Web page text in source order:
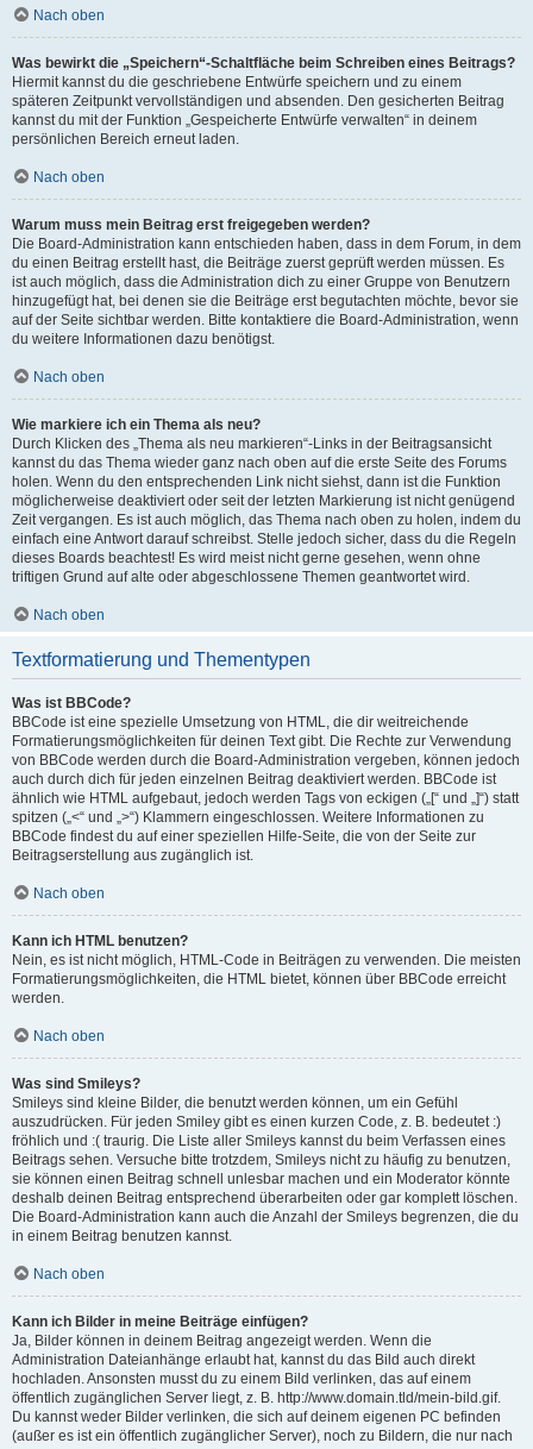
Nach oben
Was bewirkt die „Speichern“-Schaltfläche beim Schreiben eines Beitrags?
Hiermit kannst du die geschriebene Entwürfe speichern und zu einem
späteren Zeitpunkt vervollständigen und absenden. Den gesicherten Beitrag
kannst du mit der Funktion „Gespeicherte Entwürfe verwalten“ in deinem
persönlichen Bereich erneut laden.
Nach oben
Warum muss mein Beitrag erst freigegeben werden?
Die Board-Administration kann entschieden haben, dass in dem Forum, in dem
du einen Beitrag erstellt hast, die Beiträge zuerst geprüft werden müssen. Es
ist auch möglich, dass die Administration dich zu einer Gruppe von Benutzern
hinzugefügt hat, bei denen sie die Beiträge erst begutachten möchte, bevor sie
auf der Seite sichtbar werden. Bitte kontaktiere die Board-Administration, wenn
du weitere Informationen dazu benötigst.
Nach oben
Wie markiere ich ein Thema als neu?
Durch Klicken des „Thema als neu markieren“-Links in der Beitragsansicht
kannst du das Thema wieder ganz nach oben auf die erste Seite des Forums
holen. Wenn du den entsprechenden Link nicht siehst, dann ist die Funktion
möglicherweise deaktiviert oder seit der letzten Markierung ist nicht genügend
Zeit vergangen. Es ist auch möglich, das Thema nach oben zu holen, indem du
einfach eine Antwort darauf schreibst. Stelle jedoch sicher, dass du die Regeln
dieses Boards beachtest! Es wird meist nicht gerne gesehen, wenn ohne
triftigen Grund auf alte oder abgeschlossene Themen geantwortet wird.
Nach oben
Textformatierung und Thementypen
Was ist BBCode?
BBCode ist eine spezielle Umsetzung von HTML, die dir weitreichende
Formatierungsmöglichkeiten für deinen Text gibt. Die Rechte zur Verwendung
von BBCode werden durch die Board-Administration vergeben, können jedoch
auch durch dich für jeden einzelnen Beitrag deaktiviert werden. BBCode ist
ähnlich wie HTML aufgebaut, jedoch werden Tags von eckigen („[“ und „]“) statt
spitzen („<“ und „>“) Klammern eingeschlossen. Weitere Informationen zu
BBCode findest du auf einer speziellen Hilfe-Seite, die von der Seite zur
Beitragserstellung aus zugänglich ist.
Nach oben
Kann ich HTML benutzen?
Nein, es ist nicht möglich, HTML-Code in Beiträgen zu verwenden. Die meisten
Formatierungsmöglichkeiten, die HTML bietet, können über BBCode erreicht
werden.
Nach oben
Was sind Smileys?
Smileys sind kleine Bilder, die benutzt werden können, um ein Gefühl
auszudrücken. Für jeden Smiley gibt es einen kurzen Code, z. B. bedeutet :)
fröhlich und :( traurig. Die Liste aller Smileys kannst du beim Verfassen eines
Beitrags sehen. Versuche bitte trotzdem, Smileys nicht zu häufig zu benutzen,
sie können einen Beitrag schnell unlesbar machen und ein Moderator könnte
deshalb deinen Beitrag entsprechend überarbeiten oder gar komplett löschen.
Die Board-Administration kann auch die Anzahl der Smileys begrenzen, die du
in einem Beitrag benutzen kannst.
Nach oben
Kann ich Bilder in meine Beiträge einfügen?
Ja, Bilder können in deinem Beitrag angezeigt werden. Wenn die
Administration Dateianhänge erlaubt hat, kannst du das Bild auch direkt
hochladen. Ansonsten musst du zu einem Bild verlinken, das auf einem
öffentlich zugänglichen Server liegt, z. B. http://www.domain.tld/mein-bild.gif.
Du kannst weder Bilder verlinken, die sich auf deinem eigenen PC befinden
(außer es ist ein öffentlich zugänglicher Server), noch zu Bildern, die nur nach